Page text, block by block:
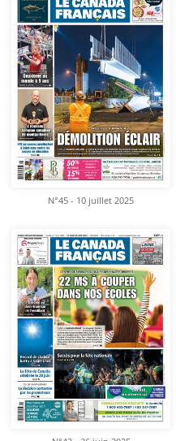
N°45 - 10 juillet 2025